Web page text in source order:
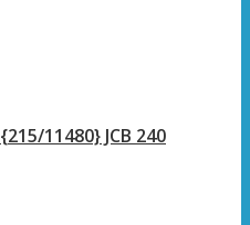
{215/11480} JCB 240